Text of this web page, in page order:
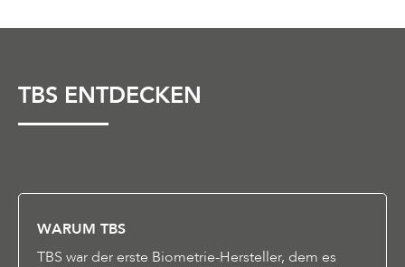
TBS ENTDECKEN
WARUM TBS
TBS war der erste Biometrie-Hersteller, dem es